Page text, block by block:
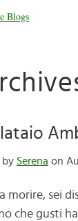
Blogs
by Serena on
morire, sei
che gusti